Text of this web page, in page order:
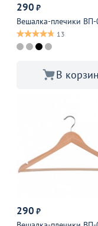
290 ₽
Вешалка-плечики
13
В
290 ₽